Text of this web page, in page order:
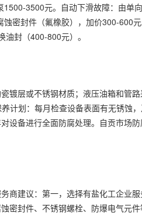
3500元。自动下滑故障：由单
密封件（氟橡胶），加价300-600
封（400-800元）。
镀层或不锈钢材质；液压油箱和管
计划：每月检查设备表面有无锈蚀
设备进行全面防腐处理。自贡市场
商建议：第一，选择有盐化工企业
密封件、不锈钢螺栓、防爆电气元